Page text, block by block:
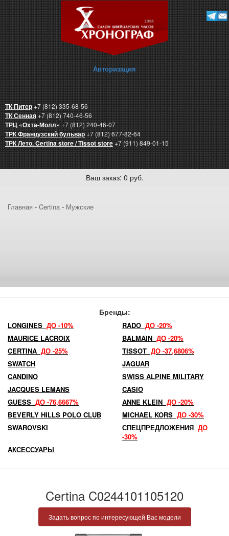
Авторизация
ТК Питер+7 (812) 335-68-56
ТК Сенная+7 (812) 740-46-56
ТРЦ «Охта-Молл»+7 (812) 240-46-07
ТРК Французский бульвар+7 (812) 677-82-64
ТРК Лето. Certina store / Tissot store+7 (911) 849-01-15
Ваш заказ: 0 руб.
Главная - Certina - Мужские
Бренды:
LONGINES ДО -10% RADO ДО -20%
MAURICE LACROIX
BALMAIN ДО -20%
CERTINA ДО -25% TISSOT ДО -37,6806%
SWATCH
JAGUAR
CANDINO
SWISS ALPINE MILITARY
JACQUES LEMANS
CASIO
GUESS ДО -76,6667% ANNE KLEIN ДО -20%
BEVERLY HILLS POLO CLUB
MICHAEL KORS ДО -30%
SWAROVSKI
СПЕЦПРЕДЛОЖЕНИЯ ДО
-30%
АКСЕССУАРЫ
Certina C0244101105120
Задать вопрос по интересующей Вас модели